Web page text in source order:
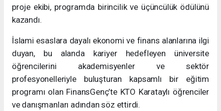
proje ekibi, programda birincilik ve üçüncülük ödülünü
kazandı.
İslami esaslara dayalı ekonomi ve finans alanlarına ilgi
duyan, bu alanda kariyer hedefleyen üniversite
öğrencilerini akademisyenler ve sektör
profesyonelleriyle buluşturan kapsamlı bir eğitim
programı olan FinansGenç’te KTO Karataylı öğrenciler
ve danışmanları adından söz ettirdi.